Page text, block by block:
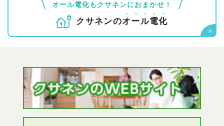
オール電化もクサネンにおまかせ！
クサネンのオール電化